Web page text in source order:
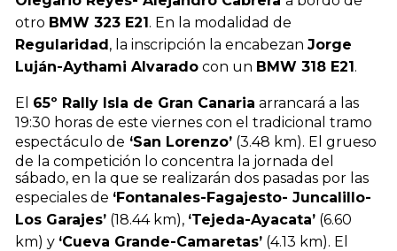
otro BMW 323 E21. En la modalidad de
Regularidad, la inscripción la encabezan Jorge
Luján-Aythami Alvarado con un BMW 318 E21.
El 65º Rally Isla de Gran Canaria arrancará a las
19:30 horas de este viernes con el tradicional tramo
espectáculo de ‘San Lorenzo’ (3.48 km). El grueso
de la competición lo concentra la jornada del
sábado, en la que se realizarán dos pasadas por las
especiales de ‘Fontanales-Fagajesto- Juncalillo-
Los Garajes’ (18.44 km), ‘Tejeda-Ayacata’ (6.60
km) y ‘Cueva Grande-Camaretas’ (4.13 km). El